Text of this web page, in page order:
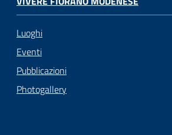
Luoghi
Eventi
Pubblicazioni
Photogallery